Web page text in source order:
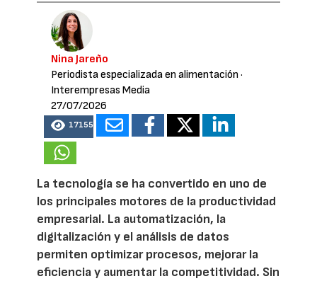
Nina Jareño
Periodista especializada en alimentación ·
Interempresas Media
27/07/2026
17155
La tecnología se ha convertido en uno de
los principales motores de la productividad
empresarial. La automatización, la
digitalización y el análisis de datos
permiten optimizar procesos, mejorar la
eficiencia y aumentar la competitividad. Sin